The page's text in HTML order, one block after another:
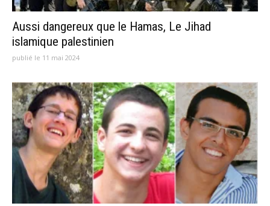
Aussi dangereux que le Hamas, Le Jihad
islamique palestinien
publié le 11 mai 2024